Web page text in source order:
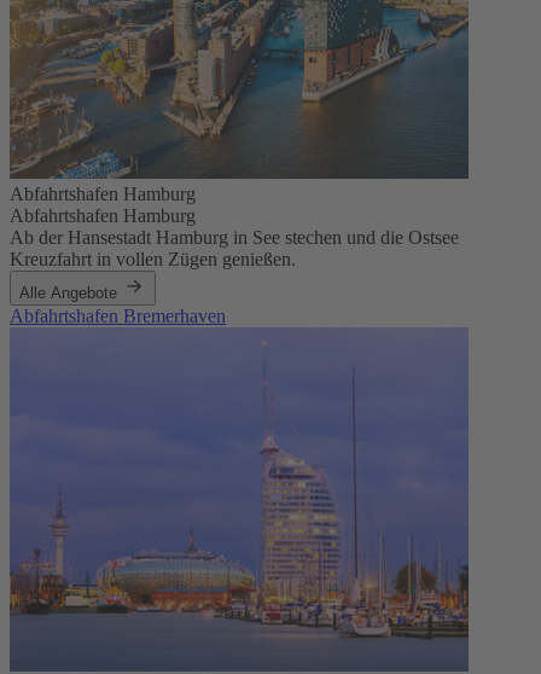
Abfahrtshafen Hamburg
Abfahrtshafen Hamburg
Ab der Hansestadt Hamburg in See stechen und die Ostsee
Kreuzfahrt in vollen Zügen genießen.
Alle Angebote
Abfahrtshafen Bremerhaven